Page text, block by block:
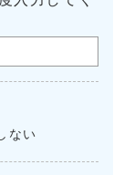
ない